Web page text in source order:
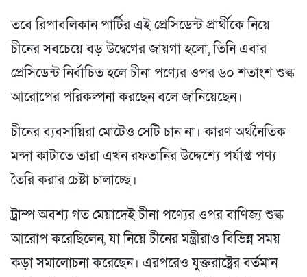
তবে রিপাবলিকান পার্টির এই প্রেসিডেন্ট প্রার্থীকে নিয়ে
চীনের সবচেয়ে বড় উদ্বেগের জায়গা হলো, তিনি এবার
প্রেসিডেন্ট নির্বাচিত হলে চীনা পণ্যের ওপর ৬০ শতাংশ শুল্ক
আরোপের পরিকল্পনা করছেন বলে জানিয়েছেন।
চীনের ব্যবসায়িরা মোটেও সেটি চান না। কারণ অর্থনৈতিক
মন্দা কাটাতে তারা এখন রফতানির উদ্দেশ্যে পর্যাপ্ত পণ্য
তৈরি করার চেষ্টা চালাচ্ছে।
ট্রাম্প অবশ্য গত মেয়াদেই চীনা পণ্যের ওপর বাণিজ্য শুল্ক
আরোপ করেছিলেন, যা নিয়ে চীনের মন্ত্রীরাও বিভিন্ন সময়
কড়া সমালোচনা করেছেন। এরপরেও যুক্তরাষ্ট্রের বর্তমান